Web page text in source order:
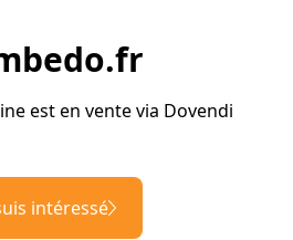
est en vente via Dovendi
intéressé